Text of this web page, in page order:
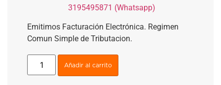
3195495871 (Whatsapp)
Emitimos Facturación Electrónica. Regimen
Comun Simple de Tributacion.
Añadir al carrito